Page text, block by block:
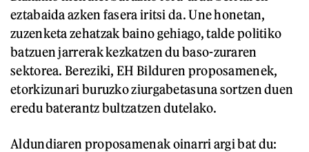
eztabaida azken fasera iritsi da. Une honetan,
zuzenketa zehatzak baino gehiago, talde politiko
batzuen jarrerak kezkatzen du baso-zuraren
sektorea. Bereziki, EH Bilduren proposamenek,
etorkizunari buruzko ziurgabetasuna sortzen duen
eredu baterantz bultzatzen dutelako.
Aldundiaren proposamenak oinarri argi bat du: